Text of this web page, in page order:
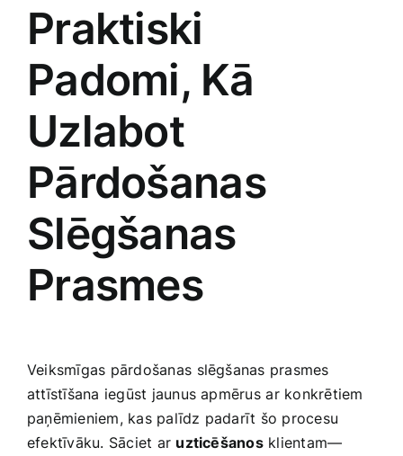
Praktiski
Padomi, Kā
Uzlabot
‌Pārdošanas
Slēgšanas
Prasmes
Veiksmīgas pārdošanas ⁣slēgšanas ​prasmes
attīstīšana iegūst jaunus apmērus⁣ ar konkrētiem
paņēmieniem, kas palīdz padarīt šo procesu
efektīvāku. Sāciet ar uzticēšanosklientam—